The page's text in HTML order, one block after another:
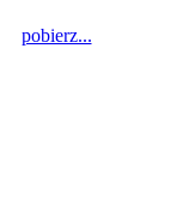
pobierz...